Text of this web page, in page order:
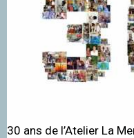
30 ans de l’Atelier La